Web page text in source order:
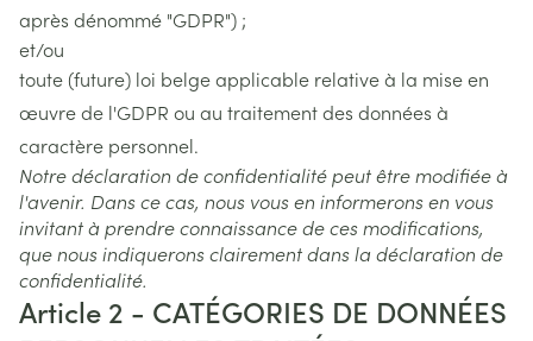
après dénommé "GDPR") ;
et/ou
toute (future) loi belge applicable relative à la mise en
œuvre de l'GDPR ou au traitement des données à
caractère personnel.
Notre déclaration de confidentialité peut être modifiée à
l'avenir. Dans ce cas, nous vous en informerons en vous
invitant à prendre connaissance de ces modifications,
que nous indiquerons clairement dans la déclaration de
confidentialité.
Article 2 - CATÉGORIES DE DONNÉES